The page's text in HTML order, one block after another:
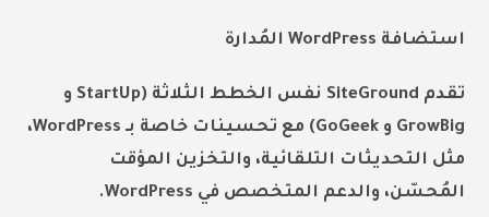
استضافة WordPress المُدارة
تقدم SiteGround نفس الخطط الثلاثة (StartUp و
GrowBig و GoGeek) مع تحسينات خاصة بـ WordPress،
مثل التحديثات التلقائية، والتخزين المؤقت
المُحسّن، والدعم المتخصص في WordPress.